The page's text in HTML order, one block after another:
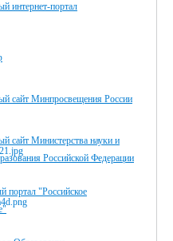
интернет-портал
сайт Минпросвещения России
сайт Министерства науки и
Российской Федерации
портал "Российское